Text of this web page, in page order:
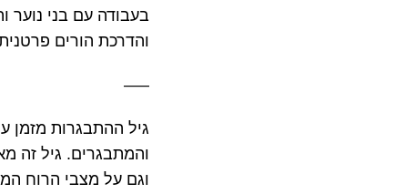
בעבודה עם בני נוער
והדרכת הורים
—–
גיל ההתבגרות מזמן
והמתבגרים. גיל זה
וגם על מצבי הרוח